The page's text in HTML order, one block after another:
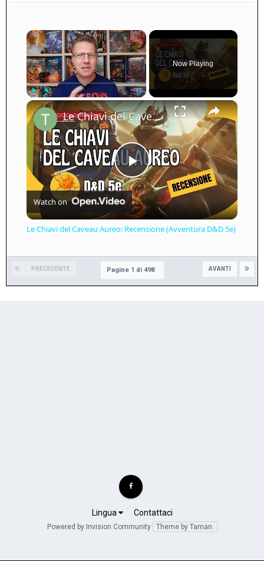
×
Unmute Fullscreen
Now Playing
×
Play
Video
Le Chiavi del Caveau Aureo: Recensione (Avventura D&D 5e)
Watch on
Le Chiavi del Caveau Aureo: Recensione (Avventura D&D 5e)
PRECEDENTE AVANTI
Pagine 1 di 498
Lingua Contattaci
Powered by Invision Community Theme by Taman.